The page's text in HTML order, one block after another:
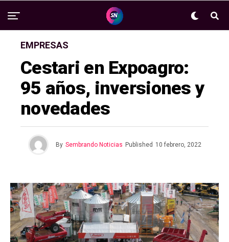
EMPRESAS
Cestari en Expoagro:
95 años, inversiones y
novedades
By Sembrando Noticias Published 10 febrero, 2022